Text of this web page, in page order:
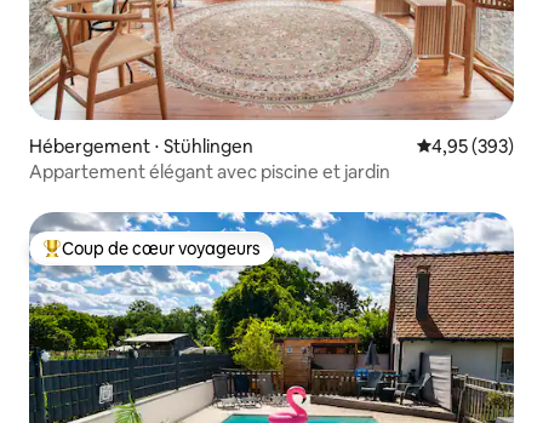
Hébergement ⋅ Stühlingen Évaluation
4,95 (393)
Appartement élégant avec piscine et jardin
Coups de cœur voyageurs les plus appréciés
Coup de cœur voyageurs